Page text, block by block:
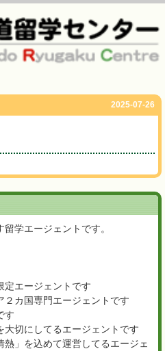
2025-07-26
学エージェントです。
定エージェントです
２カ国専門エージェントです
す
大切にしてるエージェントです
熱」を込めて運営してるエージェ